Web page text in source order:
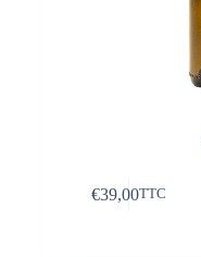
€39,00TTC